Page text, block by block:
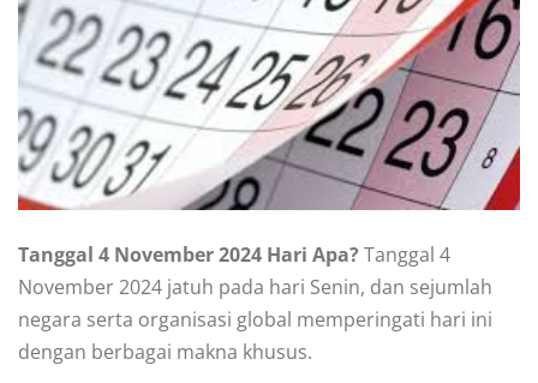
Tanggal 4 November 2024 Hari Apa? Tanggal 4
November 2024 jatuh pada hari Senin, dan sejumlah
negara serta organisasi global memperingati hari ini
dengan berbagai makna khusus.